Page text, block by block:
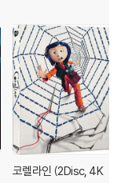
코렐라인 (2Disc, 4K